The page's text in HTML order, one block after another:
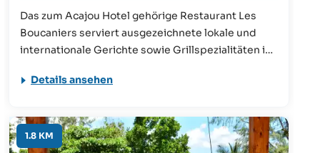
Das zum Acajou Hotel gehörige Restaurant Les
Boucaniers serviert ausgezeichnete lokale und
internationale Gerichte sowie Grillspezialitäten in
von kreolischem Flair geprägt ist.
Details ansehen
1.8 KM